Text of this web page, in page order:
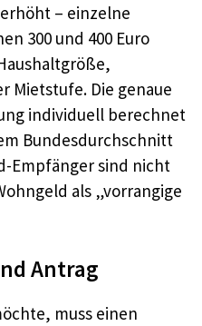
– einzelne
300 und 400 Euro
Mietstufe. Die genaue
individuell berechnet
Bundesdurchschnitt
Empfänger sind nicht
als „vorrangige
Antrag
muss einen